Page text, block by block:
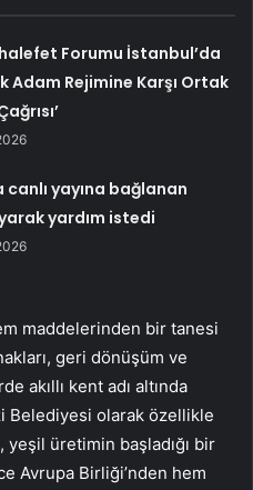
Forumu İstanbul’da
Adam Rejimine Karşı Ortak
canlı yayına bağlanan
yardım istedi
maddelerinden bir tanesi
geri dönüşüm ve
akıllı kent adı altında
Belediyesi olarak özellikle
üretimin başladığı bir
Avrupa Birliği’nden hem